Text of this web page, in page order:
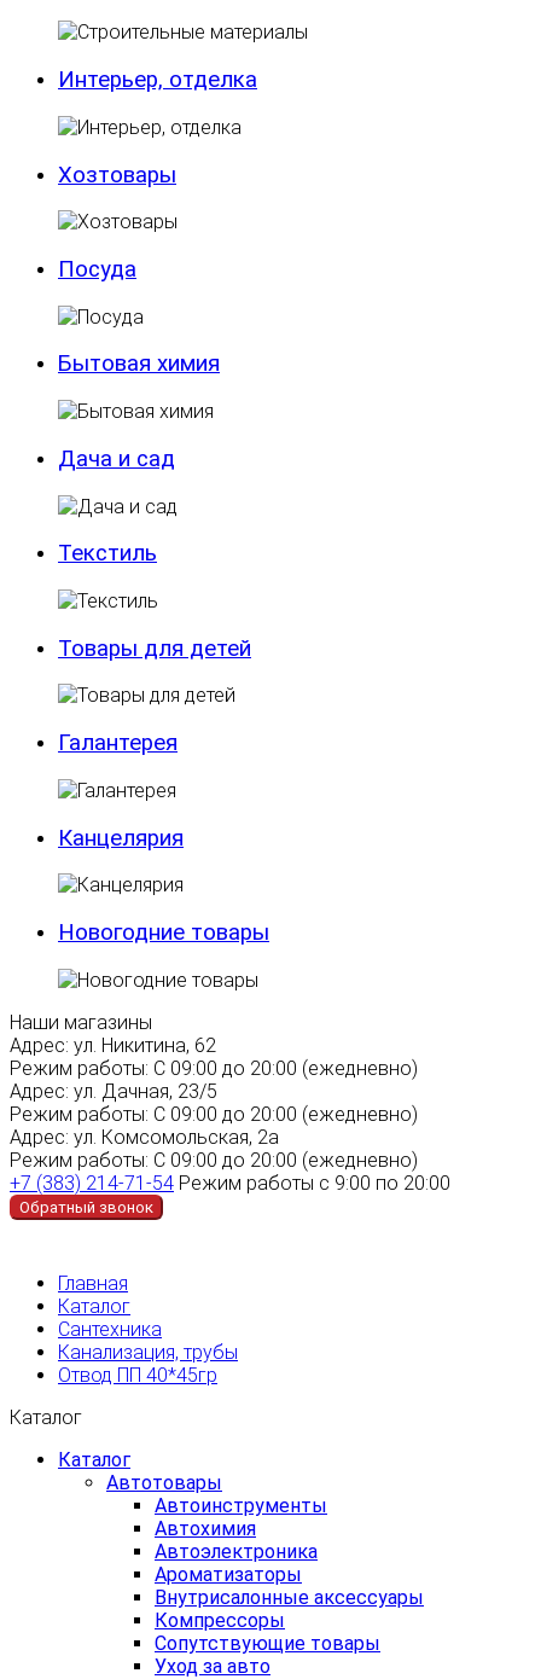
Интерьер, отделка
Хозтовары
Посуда
Бытовая химия
Дача и сад
Текстиль
Товары для детей
Галантерея
Канцелярия
Новогодние товары
Наши магазины
Адрес: ул. Никитина, 62
Режим работы: С 09:00 до 20:00 (ежедневно)
Адрес: ул. Дачная, 23/5
Режим работы: С 09:00 до 20:00 (ежедневно)
Адрес: ул. Комсомольская, 2а
Режим работы: С 09:00 до 20:00 (ежедневно)
+7 (383) 214-71-54 Режим работы с 9:00 по 20:00
Обратный звонок
Главная
Каталог
Сантехника
Канализация, трубы
Отвод ПП 40*45гр
Каталог
Каталог
Автотовары
Автоинструменты
Автохимия
Автоэлектроника
Ароматизаторы
Внутрисалонные аксессуары
Компрессоры
Сопутствующие товары
Уход за авто